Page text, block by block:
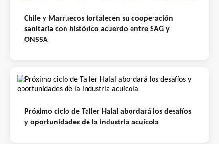
Chile y Marruecos fortalecen su cooperación
sanitaria con histórico acuerdo entre SAG y
ONSSA
Próximo ciclo de Taller Halal abordará los desafíos
y oportunidades de la industria acuícola